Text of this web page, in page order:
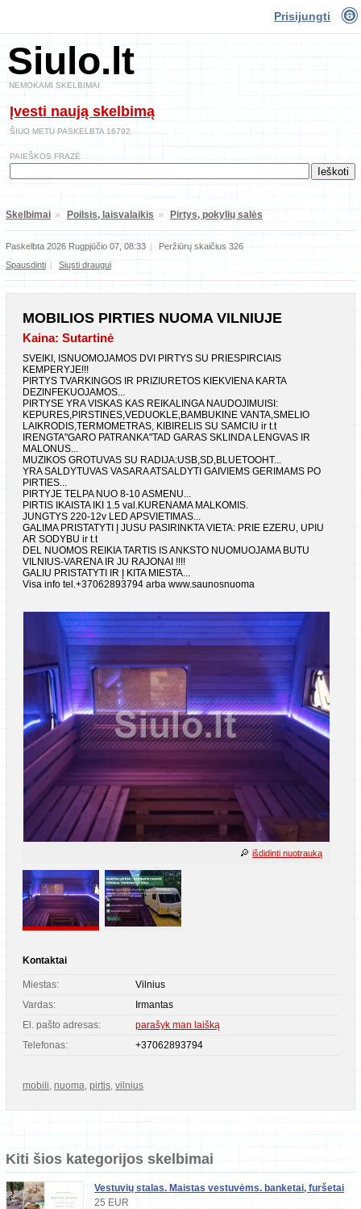
Prisijungti
Siulo.lt
NEMOKAMI SKELBIMAI
Įvesti naują skelbimą
ŠIUO METU PASKELBTA 16792
PAIEŠKOS FRAZĖ
Skelbimai » Poilsis, laisvalaikis » Pirtys, pokylių salės
Paskelbta 2026 Rugpjūčio 07, 08:33 |
Peržiūrų skaičius 326
Spausdinti | Siųsti draugui
MOBILIOS PIRTIES NUOMA VILNIUJE
Kaina: Sutartinė
SVEIKI, ISNUOMOJAMOS DVI PIRTYS SU PRIESPIRCIAIS
KEMPERYJE!!!
PIRTYS TVARKINGOS IR PRIZIURETOS KIEKVIENA KARTA
DEZINFEKUOJAMOS...
PIRTYSE YRA VISKAS KAS REIKALINGA NAUDOJIMUISI:
KEPURES,PIRSTINES,VEDUOKLE,BAMBUKINE VANTA,SMELIO
LAIKRODIS,TERMOMETRAS, KIBIRELIS SU SAMCIU ir t.t
IRENGTA"GARO PATRANKA"TAD GARAS SKLINDA LENGVAS IR
MALONUS...
MUZIKOS GROTUVAS SU RADIJA:USB,SD,BLUETOOHT...
YRA SALDYTUVAS VASARA ATSALDYTI GAIVIEMS GERIMAMS PO
PIRTIES...
PIRTYJE TELPA NUO 8-10 ASMENU...
PIRTIS IKAISTA IKI 1.5 val.KURENAMA MALKOMIS.
JUNGTYS 220-12v LED APSVIETIMAS...
GALIMA PRISTATYTI Į JUSU PASIRINKTA VIETA: PRIE EZERU, UPIU
AR SODYBU ir t.t
DEL NUOMOS REIKIA TARTIS IS ANKSTO NUOMUOJAMA BUTU
VILNIUS-VARENA IR JU RAJONAI !!!!
GALIU PRISTATYTI IR Į KITA MIESTA...
Visa info tel.+37062893794 arba www.saunosnuoma
išdidinti nuotrauką
Kontaktai
Miestas:
Vilnius
Vardas:
Irmantas
El. pašto adresas:
parašyk man laišką
Telefonas:
+37062893794
mobili, nuoma, pirtis, vilnius
Kiti šios kategorijos skelbimai
Vestuvių stalas. Maistas vestuvėms. banketai, furšetai
25 EUR